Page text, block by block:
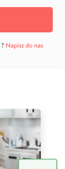
? Napisz do nas